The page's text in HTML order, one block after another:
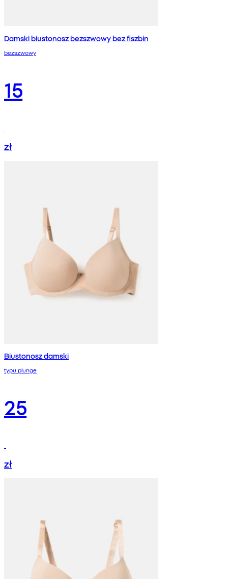
Damski biustonosz bezszwowy bez fiszbin
bezszwowy
15
zł
Biustonosz damski
typu plunge
25
zł